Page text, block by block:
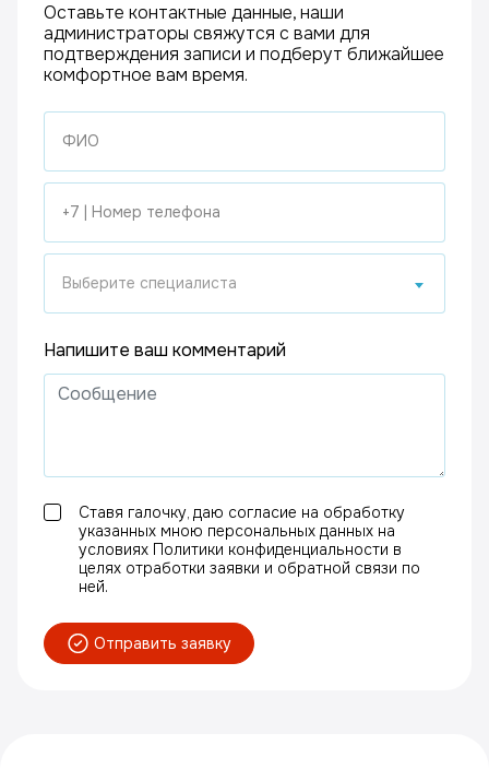
Оставьте контактные данные, наши
администраторы свяжутся с вами для
подтверждения записи и подберут ближайшее
комфортное вам время.
Выберите специалиста
Напишите ваш комментарий
Ставя галочку, даю согласие на обработку
указанных мною персональных данных на
условиях Политики конфиденциальности в
целях отработки заявки и обратной связи по
ней.
Отправить заявку